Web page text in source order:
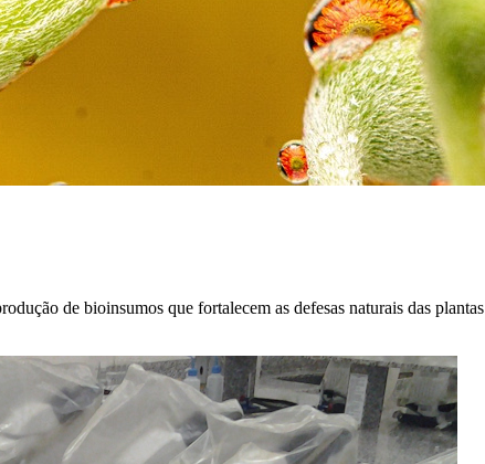
de bioinsumos que fortalecem as defesas naturais das plantas